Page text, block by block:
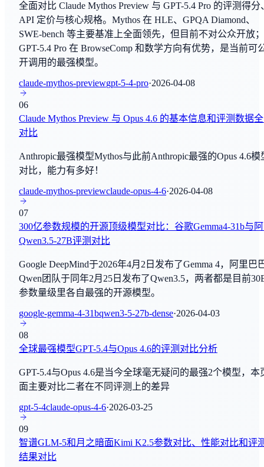
Kimi K2.7 Code
Moonshot AI
Claude Fable 5
Google Deep Mind
ByNVIDIA
ByGoogle Research
MiniMax M3
ByMiniMaxAI
DeepSeek-V4.1
ByDeepSeek-AI
Qwen3.7-Plus
Claude Sonnet 4.8
By
ByStepFunAI
Claude Opus 4.8
ByAnthropic
MATH-500
数学推理
AIME 2024
数学推理
IC SWE-Lancer(Diamond)
编程与软件工程
SWE Manager Lancer(Diamond)
编程与软件工程
LiveCodeBench
GPQA
AIME2025
综合评估
Creative Writing
写作和创作
Terminal-Bench
全面对比 Claude Mythos Preview 与 GPT-5.4 Pro 的评测得分
API 定价与核心规格。Mythos 在 HLE、GPQA Diamond、
SWE-bench 等主要基准上全面领先，但目前不对公众开放；
GPT-5.4 Pro 在 BrowseComp 和数学方向有优势，是当前可
开调用的最强模型。
claude-mythos-previewgpt-5-4-pro·2026-04-08
06
Claude Mythos Preview 与 Opus 4.6 的基本信息和评测数据
对比
Anthropic最强模型Mythos与此前Anthropic最强的Opus 4.6模
对比，能力有多好！
claude-mythos-previewclaude-opus-4-6·2026-04-08
07
300亿参数规模的开源顶级模型对比：谷歌Gemma4-31b与
Qwen3.5-27B评测对比
Google DeepMind于2026年4月2日发布了Gemma 4，阿里巴
Qwen团队于同年2月25日发布了Qwen3.5，两者都是目前
参数量级里各自最强的开源模型。
google-gemma-4-31bqwen3-5-27b-dense·2026-04-03
08
全球最强模型GPT-5.4与Opus 4.6的评测对比分析
GPT-5.4与Opus 4.6是当今全球毫无疑问的最强2个模型，本
面主要对比二者在不同评测上的差异
gpt-5-4claude-opus-4-6·2026-03-25
09
智谱GLM-5和月之暗面Kimi K2.5参数对比、性能对比和评
结果对比